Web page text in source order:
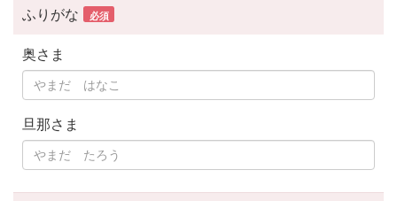
ふりがな 必須
奥さま
旦那さま